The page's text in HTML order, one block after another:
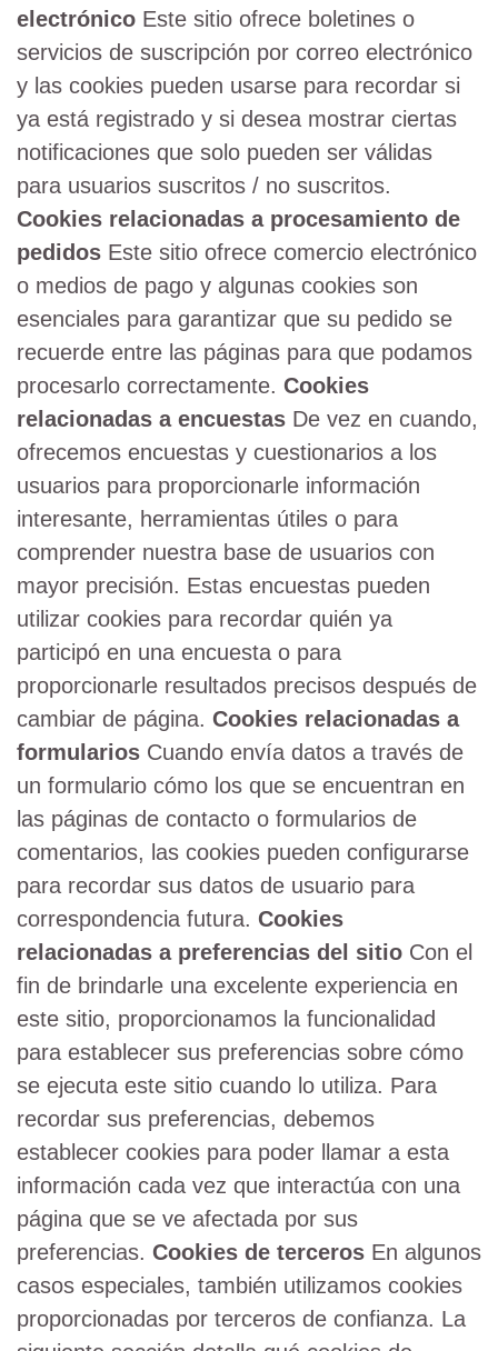
electrónico Este sitio ofrece boletines o
servicios de suscripción por correo electrónico
y las cookies pueden usarse para recordar si
ya está registrado y si desea mostrar ciertas
notificaciones que solo pueden ser válidas
para usuarios suscritos / no suscritos.
Cookies relacionadas a procesamiento de
pedidos Este sitio ofrece comercio electrónico
o medios de pago y algunas cookies son
esenciales para garantizar que su pedido se
recuerde entre las páginas para que podamos
procesarlo correctamente. Cookies
relacionadas a encuestas De vez en cuando,
ofrecemos encuestas y cuestionarios a los
usuarios para proporcionarle información
interesante, herramientas útiles o para
comprender nuestra base de usuarios con
mayor precisión. Estas encuestas pueden
utilizar cookies para recordar quién ya
participó en una encuesta o para
proporcionarle resultados precisos después de
cambiar de página. Cookies relacionadas a
formularios Cuando envía datos a través de
un formulario cómo los que se encuentran en
las páginas de contacto o formularios de
comentarios, las cookies pueden configurarse
para recordar sus datos de usuario para
correspondencia futura. Cookies
relacionadas a preferencias del sitio Con el
fin de brindarle una excelente experiencia en
este sitio, proporcionamos la funcionalidad
para establecer sus preferencias sobre cómo
se ejecuta este sitio cuando lo utiliza. Para
recordar sus preferencias, debemos
establecer cookies para poder llamar a esta
información cada vez que interactúa con una
página que se ve afectada por sus
preferencias. Cookies de terceros En algunos
casos especiales, también utilizamos cookies
proporcionadas por terceros de confianza. La